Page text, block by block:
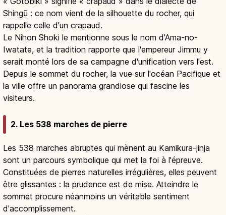
Shingū : ce nom vient de la silhouette du rocher, qui
rappelle celle d'un crapaud.
Le Nihon Shoki le mentionne sous le nom d'Ama-no-
Iwatate, et la tradition rapporte que l'empereur Jimmu y
serait monté lors de sa campagne d'unification vers l'est.
Depuis le sommet du rocher, la vue sur l'océan Pacifique et
la ville offre un panorama grandiose qui fascine les
visiteurs.
2. Les 538 marches de pierre
Les 538 marches abruptes qui mènent au Kamikura-jinja
sont un parcours symbolique qui met la foi à l'épreuve.
Constituées de pierres naturelles irrégulières, elles peuvent
être glissantes : la prudence est de mise. Atteindre le
sommet procure néanmoins un véritable sentiment
d'accomplissement.